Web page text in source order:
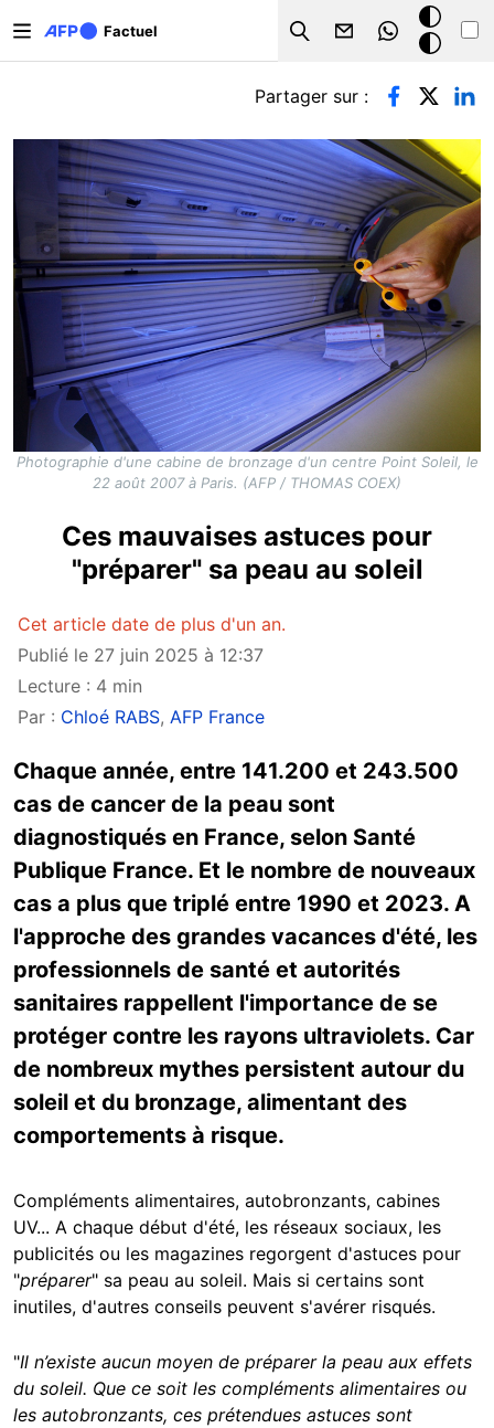
Factuel
Search
Mode
sombre
Onglets principaux
Partager sur :
Photographie d'une cabine de bronzage d'un centre Point Soleil, le
22 août 2007 à Paris. (AFP / THOMAS COEX)
Ces mauvaises astuces pour
"préparer" sa peau au soleil
Cet article date de plus d'un an.
Publié le 27 juin 2025 à 12:37
Lecture : 4 min
Par : Chloé RABS, AFP France
Chaque année, entre 141.200 et 243.500
cas de cancer de la peau sont
diagnostiqués en France, selon Santé
Publique France. Et le nombre de nouveaux
cas a plus que triplé entre 1990 et 2023. A
l'approche des grandes vacances d'été, les
professionnels de santé et autorités
sanitaires rappellent l'importance de se
protéger contre les rayons ultraviolets. Car
de nombreux mythes persistent autour du
soleil et du bronzage, alimentant des
comportements à risque.
Compléments alimentaires, autobronzants, cabines
UV... A chaque début d'été, les réseaux sociaux, les
publicités ou les magazines regorgent d'astuces pour
"préparer" sa peau au soleil. Mais si certains sont
inutiles, d'autres conseils peuvent s'avérer risqués.
"Il n’existe aucun moyen de préparer la peau aux effets
du soleil. Que ce soit les compléments alimentaires ou
les autobronzants, ces prétendues astuces sont